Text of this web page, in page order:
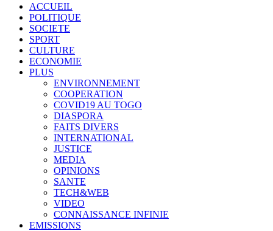
ACCUEIL
POLITIQUE
SOCIETE
SPORT
CULTURE
ECONOMIE
PLUS
ENVIRONNEMENT
COOPERATION
COVID19 AU TOGO
DIASPORA
FAITS DIVERS
INTERNATIONAL
JUSTICE
MEDIA
OPINIONS
SANTE
TECH&WEB
VIDEO
CONNAISSANCE INFINIE
EMISSIONS